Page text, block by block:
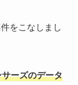
をこなしまし
サーズのデータ